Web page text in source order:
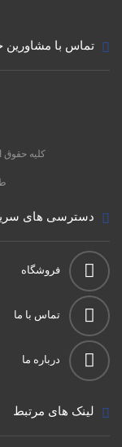
تماس با مشاورین
کلیه
دسترسی های
فروشگاه
تماس با ما
درباره ما
لینک های مرتبط